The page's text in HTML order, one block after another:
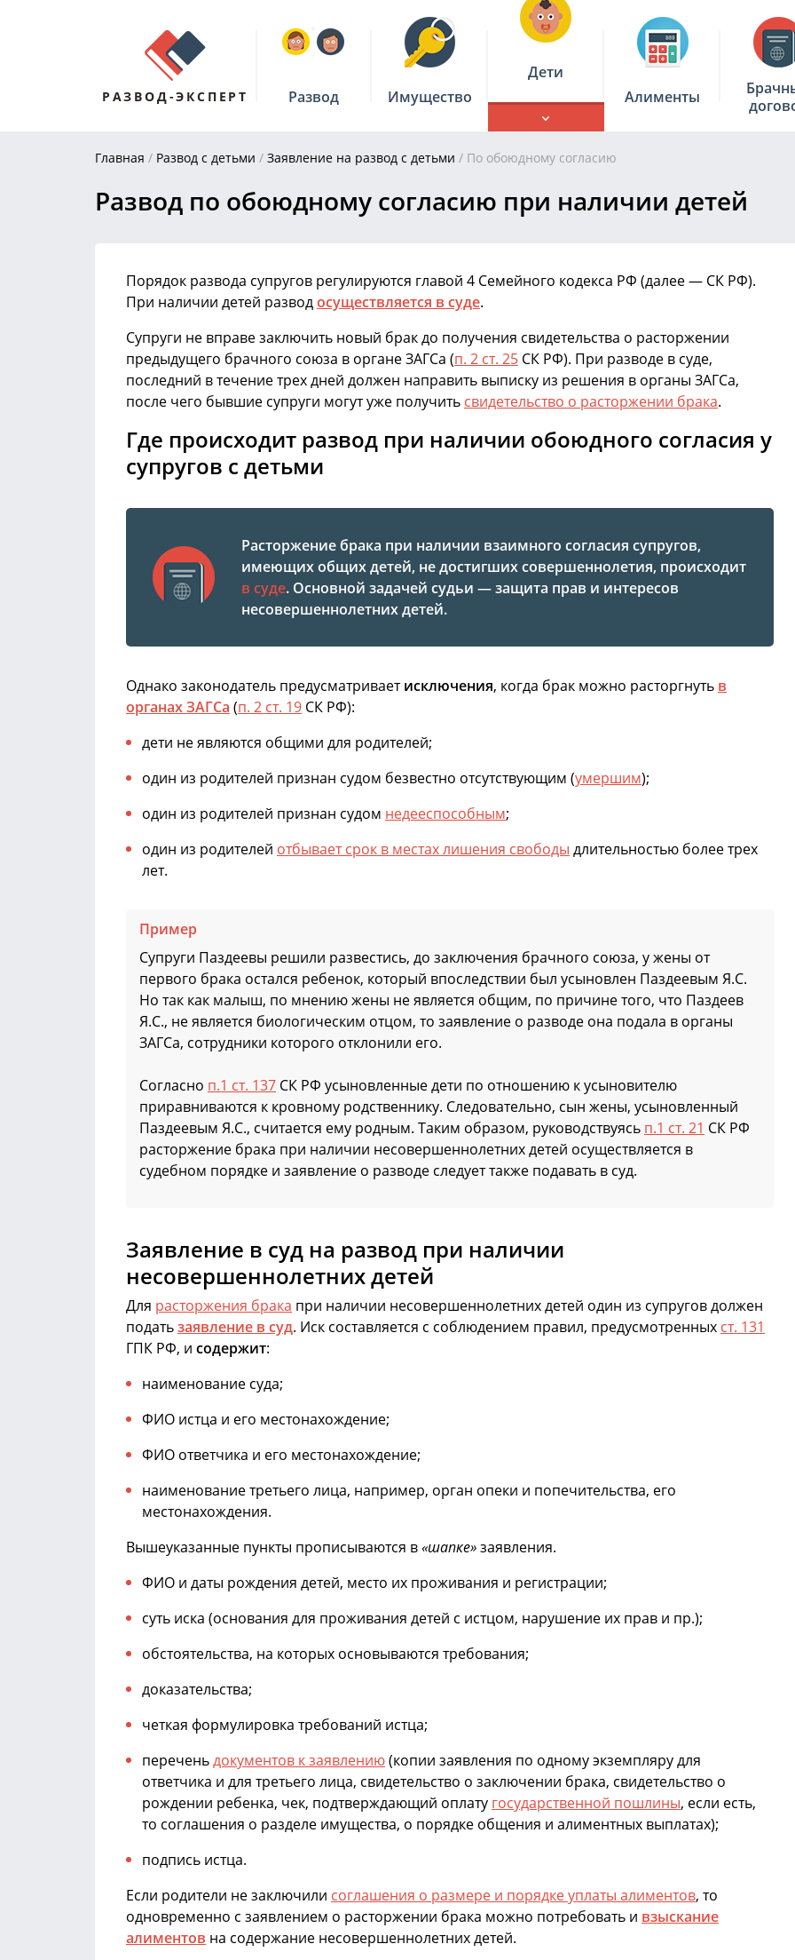
РАЗВОД-ЭКСПЕРТ Развод Имущество
Дети
Алименты
Главная / Развод с детьми / Заявление на развод с детьми / По обоюдному согласию
Развод по обоюдному согласию при наличии детей
Порядок развода супругов регулируются главой 4 Семейного кодекса РФ (далее — СК РФ).
При наличии детей разводосуществляется в суде.
Супруги не вправе заключить новый брак до получения свидетельства о расторжении
предыдущего брачного союза в органе ЗАГСа (п. 2 ст. 25 СК РФ). При разводе в суде,
последний в течение трех дней должен направить выписку из решения в органы ЗАГСа,
после чего бывшие супруги могут уже получить свидетельство о расторжении брака.
Где происходит развод при наличии обоюдного согласия у
супругов с детьми
Расторжение брака при наличии взаимного согласия супругов,
имеющих общих детей, не достигших совершеннолетия, происходит
в суде. Основной задачей судьи — защита прав и интересов
несовершеннолетних детей.
Однако законодатель предусматриваетисключения, когда брак можно расторгнуть в
органах ЗАГСа (п. 2 ст. 19 СК РФ):
дети не являются общими для родителей;
один из родителей признан судом безвестно отсутствующим (умершим);
один из родителей признан судом недееспособным;
один из родителей отбывает срок в местах лишения свободы длительностью более трех
лет.
Пример
Супруги Паздеевы решили развестись, до заключения брачного союза, у жены от
первого брака остался ребенок, который впоследствии был усыновлен Паздеевым Я.С.
Но так как малыш, по мнению жены не является общим, по причине того, что Паздеев
Я.С., не является биологическим отцом, то заявление о разводе она подала в органы
ЗАГСа, сотрудники которого отклонили его.
Согласно п.1 ст. 137 СК РФ усыновленные дети по отношению к усыновителю
приравниваются к кровному родственнику. Следовательно, сын жены, усыновленный
Паздеевым Я.С., считается ему родным. Таким образом, руководствуясь п.1 ст. 21 СК РФ
расторжение брака при наличии несовершеннолетних детей осуществляется в
судебном порядке и заявление о разводе следует также подавать в суд.
Заявление в суд на развод при наличии
несовершеннолетних детей
Для расторжения брака при наличии несовершеннолетних детей один из супругов должен
податьзаявление в суд. Иск составляется с соблюдением правил, предусмотренных ст. 131
ГПК РФ, и содержит:
наименование суда;
ФИО истца и его местонахождение;
ФИО ответчика и его местонахождение;
наименование третьего лица, например, орган опеки и попечительства, его
местонахождения.
Вышеуказанные пункты прописываются в«шапке»заявления.
ФИО и даты рождения детей, место их проживания и регистрации;
суть иска (основания для проживания детей с истцом, нарушение их прав и пр.);
обстоятельства, на которых основываются требования;
доказательства;
четкая формулировка требований истца;
переченьдокументов к заявлению(копии заявления по одному экземпляру для
ответчика и для третьего лица, свидетельство о заключении брака, свидетельство о
рождении ребенка, чек, подтверждающий оплату государственной пошлины, если есть,
то соглашения о разделе имущества, о порядке общения и алиментных выплатах);
подпись истца.
Если родители не заключили соглашения о размере и порядке уплаты алиментов, то
одновременно с заявлением о расторжении брака можно потребовать и взыскание
алиментов на содержание несовершеннолетних детей.